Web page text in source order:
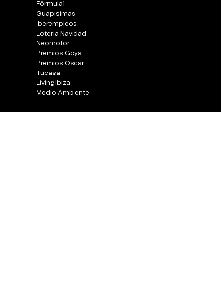
Fórmula1
Guapisimas
Iberempleos
Loteria Navidad
Neomotor
Premios Goya
Premios Oscar
Tucasa
Living Ibiza
Medio Ambiente